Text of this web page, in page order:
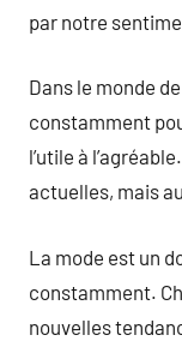
par notre
Dans le monde
constamment
l’utile à
actuelles, mais
La mode est un
constamment.
nouvelles